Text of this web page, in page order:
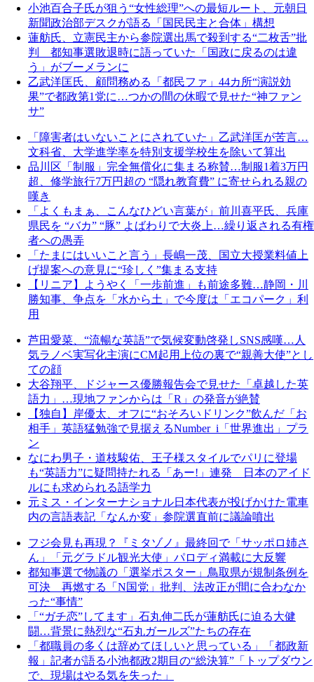
小池百合子氏が狙う“女性総理”への最短ルート、元朝日
新聞政治部デスクが語る「国民民主と合体」構想
蓮舫氏、立憲民主から参院選出馬で殺到する“二枚舌”批
判 都知事選敗退時に語っていた「国政に戻るのは違
う」がブーメランに
乙武洋匡氏、顧問務める「都民ファ」44カ所“演説効
果”で都政第1党に…つかの間の休暇で見せた“神ファン
サ”
「障害者はいないことにされていた」乙武洋匡が苦言…
文科省、大学進学率を特別支援学校生を除いて算出
品川区「制服」完全無償化に集まる称賛…制服1着3万円
超、修学旅行7万円超の “隠れ教育費” に寄せられる親の
嘆き
「よくもまぁ、こんなひどい言葉が」前川喜平氏、兵庫
県民を “バカ” “豚” よばわりで大炎上…繰り返される有権
者への愚弄
「たまにはいいこと言う」長嶋一茂、国立大授業料値上
げ提案への意見に“珍しく”集まる支持
【リニア】ようやく「一歩前進」も前途多難…静岡・川
勝知事、争点を「水から土」で今度は「エコパーク」利
用
芦田愛菜、“流暢な英語”で気候変動啓発しSNS感嘆…人
気ラノベ実写化主演にCM起用上位の裏で“親善大使”とし
ての顔
大谷翔平、ドジャース優勝報告会で見せた「卓越した英
語力」…現地ファンからは「R」の発音が絶賛
【独自】岸優太、オフに“おそろいドリンク”飲んだ「お
相手」英語猛勉強で見据えるNumber_i「世界進出」プラ
ン
なにわ男子・道枝駿佑、王子様スタイルでパリに登場
も“英語力”に疑問持たれる「あー!」連発 日本のアイド
ルにも求められる語学力
元ミス・インターナショナル日本代表が投げかけた電車
内の言語表記「なんか変」参院選直前に議論噴出
フジ会見も再現？『ミタゾノ』最終回で「サッポロ姉さ
ん」「元グラドル観光大使」パロディ満載に大反響
都知事選で物議の「選挙ポスター」鳥取県が規制条例を
可決 再燃する「N国党」批判、法改正が間に合わなか
った“事情”
「“ガチ恋”してます」石丸伸二氏が蓮舫氏に迫る大健
闘…背景に熱烈な“石丸ガールズ”たちの存在
「都職員の多くは辞めてほしいと思っている」「都政新
報」記者が語る小池都政2期目の“総決算”「トップダウン
で、現場はやる気を失った」